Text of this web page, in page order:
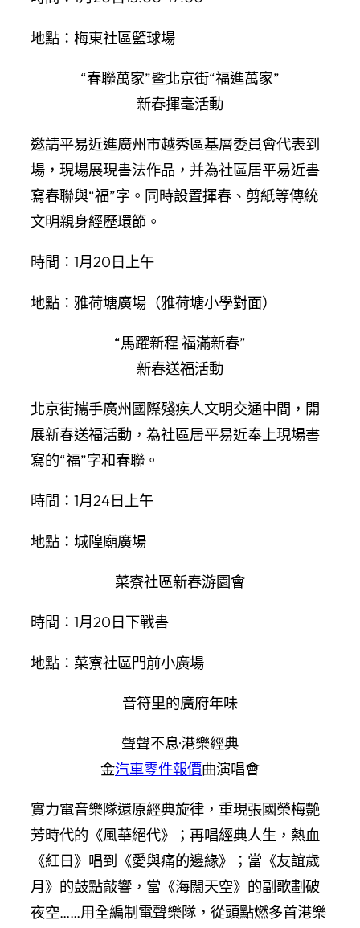
地點：梅東社區籃球場
“春聯萬家”暨北京街“福進萬家”
新春揮毫活動
邀請平易近進廣州市越秀區基層委員會代表到
場，現場展現書法作品，并為社區居平易近書
寫春聯與“福”字。同時設置揮春、剪紙等傳統
文明親身經歷環節。
時間：1月20日上午
地點：雅荷塘廣場（雅荷塘小學對面）
“馬躍新程 福滿新春”
新春送福活動
北京街攜手廣州國際殘疾人文明交通中間，開
展新春送福活動，為社區居平易近奉上現場書
寫的“福”字和春聯。
時間：1月24日上午
地點：城隍廟廣場
菜寮社區新春游園會
時間：1月20日下戰書
地點：菜寮社區門前小廣場
音符里的廣府年味
聲聲不息·港樂經典
金汽車零件報價曲演唱會
實力電音樂隊還原經典旋律，重現張國榮梅艷
芳時代的《風華絕代》；再唱經典人生，熱血
《紅日》唱到《愛與痛的邊緣》；當《友誼歲
月》的鼓點敲響，當《海闊天空》的副歌劃破
夜空……用全編制電聲樂隊，從頭點燃多首港樂